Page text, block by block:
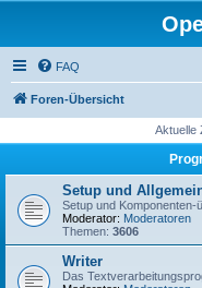
FAQ
Foren-Übersicht
Aktuelle
Setup und
Setup und Komponenten-
Moderator: Moderatoren
Themen: 3606
Writer
Das